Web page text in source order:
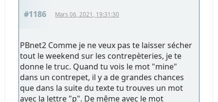
#1186 Mars 06, 2021, 19:31:30
PBnet2 Comme je ne veux pas te laisser sécher
tout le weekend sur les contrepèteries, je te
donne le truc. Quand tu vois le mot "mine"
dans un contrepet, il y a de grandes chances
que dans la suite du texte tu trouves un mot
avec la lettre "p". De même avec le mot